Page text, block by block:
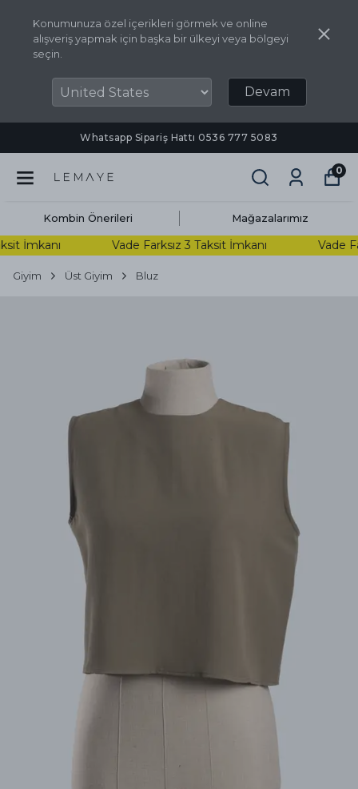
Konumunuza özel içerikleri görmek ve online
alışveriş yapmak için başka bir ülkeyi veya bölgeyi
seçin.
Devam
Whatsapp Sipariş Hattı ‪0536 777 5083‬
0
Kombin Önerileri Mağazalarımız
İmkanı Vade Farksız 3 Taksit İmkanı Vade
Giyim Üst Giyim Bluz